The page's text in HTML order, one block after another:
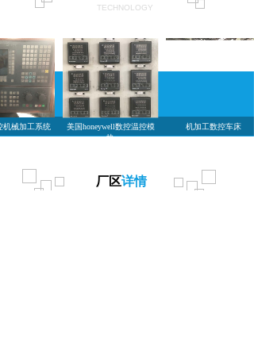
TECHNOLOGY
械加工系统
美国honeywell数控温控模
块
机加工数控车床
厂区详情